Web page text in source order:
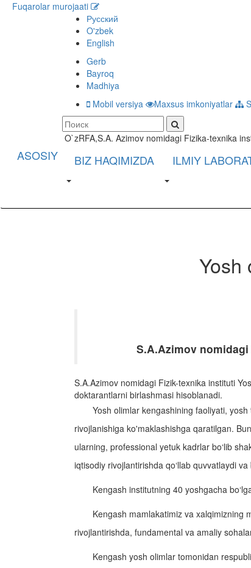
Fuqarolar murojaati
Русский
O'zbek
English
Gerb
Bayroq
Madhiya
Mobil versiya
Maxsus imkoniyatlar
O`zRFA,S.A. Azimov nomidagi Fizika-texnika
ASOSIY BIZ HAQIMIZDA ILMIY
Yosh
S.A.Azimov
S.A.Azimov nomidagi Fizik-texnika instituti
doktarantlarni birlashmasi hisoblanadi.
Yosh olimlar kengashining faoliyati,
rivojlanishiga ko'maklashishga qaratilgan.
ularning, professional yetuk kadrlar bo‘lib
iqtisodiy rivojlantirishda qo‘llab quvvatlaydi
Kengash institutning 40 yoshgacha
Kengash mamlakatimiz va xalqimizning
rivojlantirishda, fundamental va amaliy
Kengash yosh olimlar tomonidan